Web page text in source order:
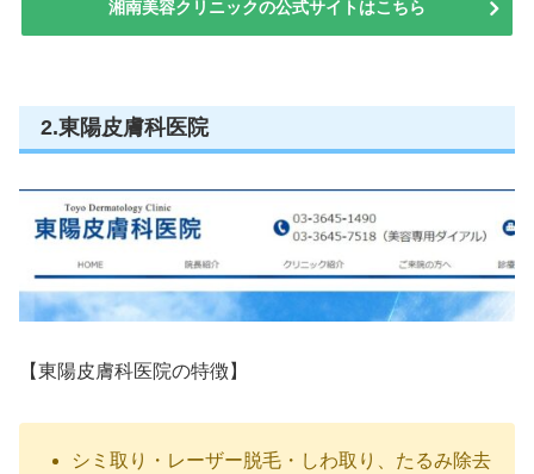
湘南美容クリニックの公式サイトはこちら
2.東陽皮膚科医院
【東陽皮膚科医院の特徴】
シミ取り・レーザー脱毛・しわ取り、たるみ除去